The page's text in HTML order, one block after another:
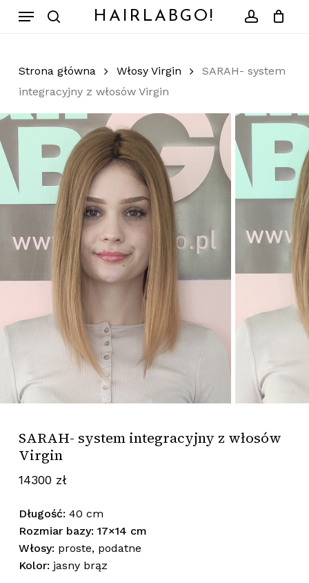
HAIRLABGO!
Menu
Strona główna Włosy Virgin
SARAH- system
integracyjny z włosów Virgin
SARAH- system integracyjny z włosów
Virgin
14300 zł
Długość: 40 cm
Rozmiar bazy: 17×14 cm
Włosy: proste, podatne
Kolor: jasny brąz